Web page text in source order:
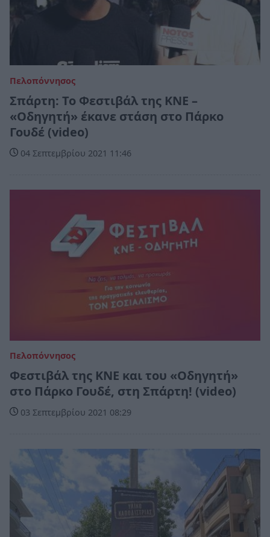
Πελοπόννησος
Σπάρτη: Το Φεστιβάλ της ΚΝΕ –
«Οδηγητή» έκανε στάση στο Πάρκο
Γουδέ (video)
04 Σεπτεμβρίου 2021 11:46
Πελοπόννησος
Φεστιβάλ της ΚΝΕ και του «Οδηγητή»
στο Πάρκο Γουδέ, στη Σπάρτη! (video)
03 Σεπτεμβρίου 2021 08:29